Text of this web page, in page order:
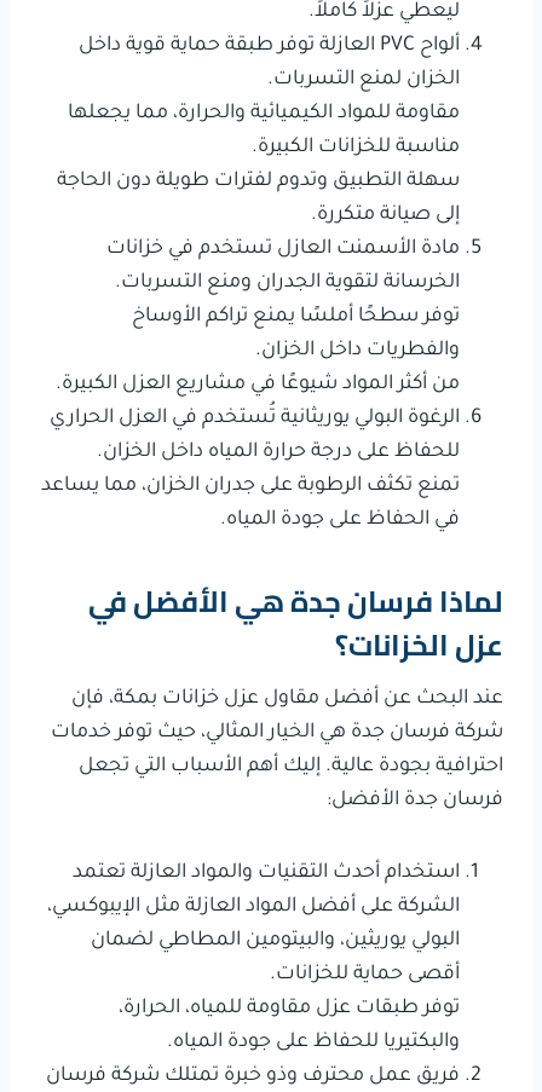
ليعطي عزلاً كاملاً.
ألواح PVC العازلة توفر طبقة حماية قوية داخل
الخزان لمنع التسربات.
مقاومة للمواد الكيميائية والحرارة، مما يجعلها
مناسبة للخزانات الكبيرة.
سهلة التطبيق وتدوم لفترات طويلة دون الحاجة
إلى صيانة متكررة.
مادة الأسمنت العازل تستخدم في خزانات
الخرسانة لتقوية الجدران ومنع التسربات.
توفر سطحًا أملسًا يمنع تراكم الأوساخ
والفطريات داخل الخزان.
من أكثر المواد شيوعًا في مشاريع العزل الكبيرة.
الرغوة البولي يوريثانية تُستخدم في العزل الحراري
للحفاظ على درجة حرارة المياه داخل الخزان.
تمنع تكثف الرطوبة على جدران الخزان، مما يساعد
في الحفاظ على جودة المياه.
لماذا فرسان جدة هي الأفضل في
عزل الخزانات؟
عند البحث عن أفضل مقاول عزل خزانات بمكة، فإن
شركة فرسان جدة هي الخيار المثالي، حيث توفر خدمات
احترافية بجودة عالية. إليك أهم الأسباب التي تجعل
فرسان جدة الأفضل:
استخدام أحدث التقنيات والمواد العازلة تعتمد
الشركة على أفضل المواد العازلة مثل الإيبوكسي،
البولي يوريثين، والبيتومين المطاطي لضمان
أقصى حماية للخزانات.
توفر طبقات عزل مقاومة للمياه، الحرارة،
والبكتيريا للحفاظ على جودة المياه.
فريق عمل محترف وذو خبرة تمتلك شركة فرسان